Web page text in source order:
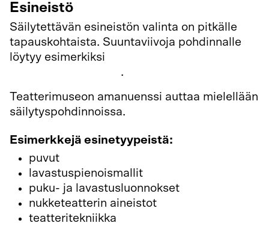
Esineistö
Säilytettävän esineistön valinta on pitkälle
tapauskohtaista. Suuntaviivoja pohdinnalle
löytyy esimerkiksi
.
Teatterimuseon amanuenssi auttaa mielellään
säilytyspohdinnoissa.
Esimerkkejä esinetyypeistä:
puvut
lavastuspienoismallit
puku- ja lavastusluonnokset
nukketeatterin aineistot
teatteritekniikka